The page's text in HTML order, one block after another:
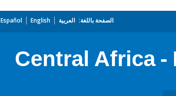
الصفحة باللغة: العربية English
Español
Central Africa